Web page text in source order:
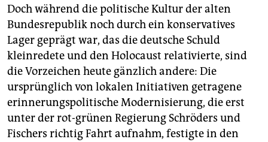
Doch während die politische Kultur der alten
Bundesrepublik noch durch ein konservatives
Lager geprägt war, das die deutsche Schuld
kleinredete und den Holocaust relativierte, sind
die Vorzeichen heute gänzlich andere: Die
ursprünglich von lokalen Initiativen getragene
erinnerungspolitische Modernisierung, die erst
unter der rot-grünen Regierung Schröders und
Fischers richtig Fahrt aufnahm, festigte in den